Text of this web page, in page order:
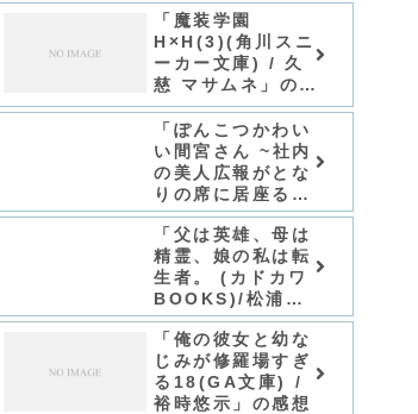
「魔装学園
H×H(3)(角川スニ
ーカー文庫) / 久
慈 マサムネ」の感
想
「ぽんこつかわい
い間宮さん ~社内
の美人広報がとな
りの席に居座る件
~ (ファンタジア
文庫)/小狐ミナ
ト」シリーズ全巻
のあらすじ・感想
「父は英雄、母は
精霊、娘の私は転
生者。 (カドカワ
BOOKS)/松浦」
シリーズ全巻のあ
らすじ・感想
「俺の彼女と幼な
じみが修羅場すぎ
る18(GA文庫) /
裕時悠示」の感想